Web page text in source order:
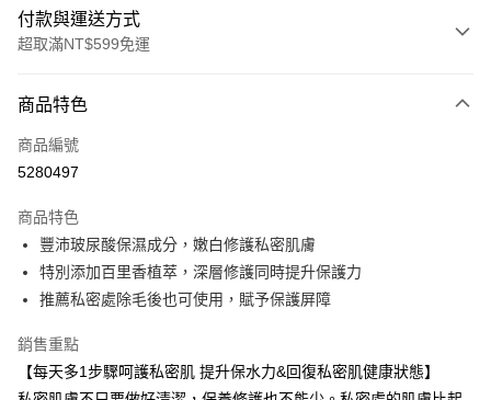
付款與運送方式
超取滿NT$599免運
信用卡一次付款
超商取貨付款
Apple Pay
街口支付
運送方式
商品特色
商品編號
5280497
商品特色
豐沛玻尿酸保濕成分，嫩白修護私密肌膚
特別添加百里香植萃，深層修護同時提升保護力
推薦私密處除毛後也可使用，賦予保護屏障
銷售重點
【每天多1步驟呵護私密肌 提升保水力&回復私密肌健康狀態】